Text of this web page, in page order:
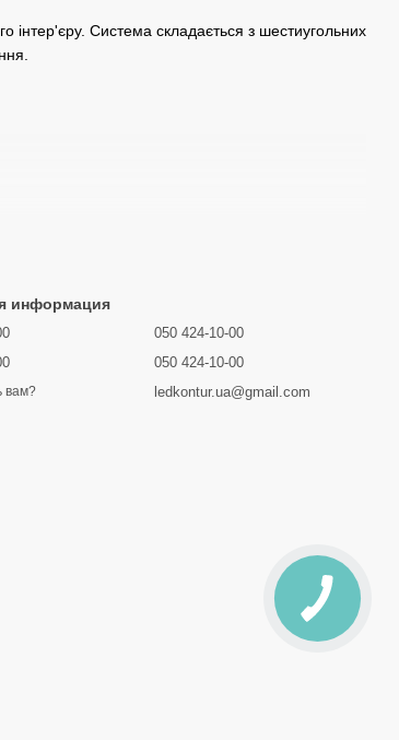
інтер'єру. Система складається з шестиугольних
таких завдань, як:
информация
вам?
050 424-10-00
050 424-10-00
ledkontur.ua@gmail.com